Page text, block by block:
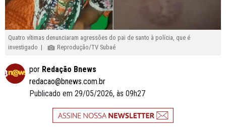
Quatro vítimas denunciaram agressões do pai de santo à polícia, que é
investigado |
Reprodução/TV Subaé
por Redação Bnews
redacao@bnews.com.br
Publicado em 29/05/2026, às 09h27